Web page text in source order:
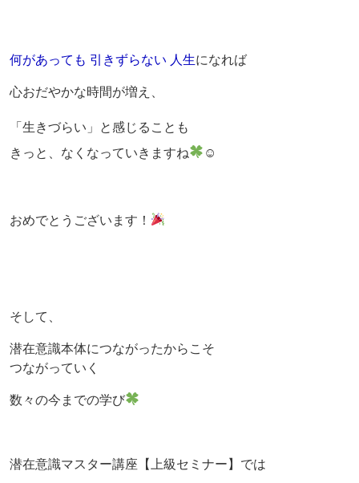
何があっても 引きずらない 人生になれば
心おだやかな時間が増え、
「生きづらい」と感じることも
きっと、なくなっていきますね
☺
おめでとうございます！
そして、
潜在意識本体につながったからこそ
つながっていく
数々の今までの学び
潜在意識マスター講座【上級セミナー】では